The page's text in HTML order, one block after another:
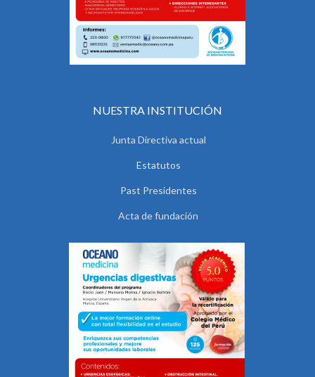
NUESTRA INSTITUCIÓN
Junta Directiva actual
Estatutos
Past Presidentes
Acta de fundación